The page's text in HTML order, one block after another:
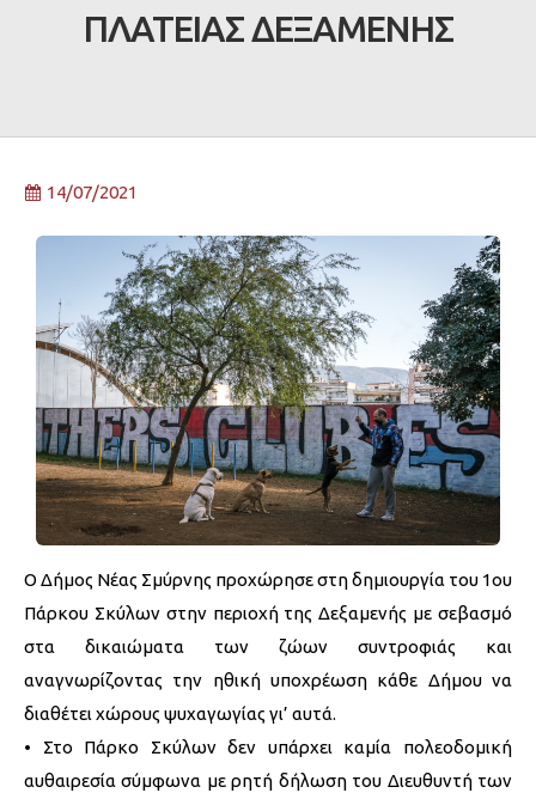
ΠΛΑΤΕΙΑΣ ΔΕΞΑΜΕΝΗΣ
14/07/2021
Ο Δήμος Νέας Σμύρνης προχώρησε στη δημιουργία του 1ου
Πάρκου Σκύλων στην περιοχή της Δεξαμενής με σεβασμό
στα δικαιώματα των ζώων συντροφιάς και
αναγνωρίζοντας την ηθική υποχρέωση κάθε Δήμου να
διαθέτει χώρους ψυχαγωγίας γι’ αυτά.
• Στο Πάρκο Σκύλων δεν υπάρχει καμία πολεοδομική
αυθαιρεσία σύμφωνα με ρητή δήλωση του Διευθυντή των